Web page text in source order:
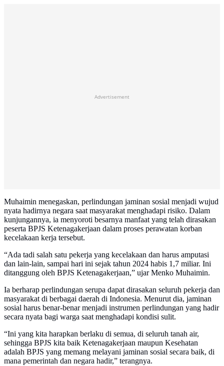
Advertisement
Muhaimin menegaskan, perlindungan jaminan sosial menjadi wujud
nyata hadirnya negara saat masyarakat menghadapi risiko. Dalam
kunjungannya, ia menyoroti besarnya manfaat yang telah dirasakan
peserta BPJS Ketenagakerjaan dalam proses perawatan korban
kecelakaan kerja tersebut.
“Ada tadi salah satu pekerja yang kecelakaan dan harus amputasi
dan lain-lain, sampai hari ini sejak tahun 2024 habis 1,7 miliar. Ini
ditanggung oleh BPJS Ketenagakerjaan,” ujar Menko Muhaimin.
Ia berharap perlindungan serupa dapat dirasakan seluruh pekerja dan
masyarakat di berbagai daerah di Indonesia. Menurut dia, jaminan
sosial harus benar-benar menjadi instrumen perlindungan yang hadir
secara nyata bagi warga saat menghadapi kondisi sulit.
“Ini yang kita harapkan berlaku di semua, di seluruh tanah air,
sehingga BPJS kita baik Ketenagakerjaan maupun Kesehatan
adalah BPJS yang memang melayani jaminan sosial secara baik, di
mana pemerintah dan negara hadir,” terangnya.